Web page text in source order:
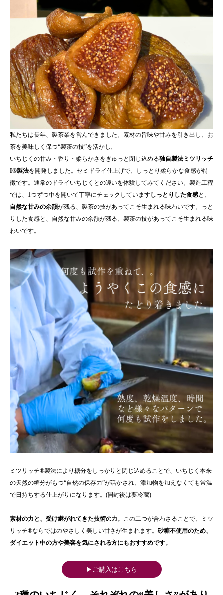
私たちは長年、製茶業を営んできました。素材の旨味や甘みを引き出し、お
茶を美味しく保つ“製茶の技”を活かし、
いちじくの甘み・香り・柔らかさをぎゅっと閉じ込める独自製法ミツリッチ
I®製法を開発しました。セミドライ仕上げで、しっとり柔らかな食感が特
徴です。通常のドライいちじくとの違いを体験してみてください。製造工程
では、1つずつ中を開いて丁寧にチェックしていますしっとりした食感と、
自然な甘みの余韻が残る、製茶の技があってこそ生まれる味わいです。っと
りした食感と、自然な甘みの余韻が残る、製茶の技があってこそ生まれる味
わいです。
ミツリッチ®製法により糖分をしっかりと閉じ込めることで、いちじく本来
の天然の糖分がもつ“自然の保存力”が活かされ、添加物を加えなくても常温
で日持ちする仕上がりになります。(開封後は要冷蔵)
素材の力と、受け継がれてきた技術の力。 この二つが合わさることで、ミツ
リッチ®ならではのやさしく美しい甘さが生まれます。 砂糖不使用のため、
ダイエット中の方や美容を気にされる方にもおすすめです。
▶ご購入はこちら